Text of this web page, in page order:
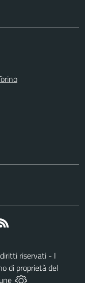
riservati - I
di proprietà del